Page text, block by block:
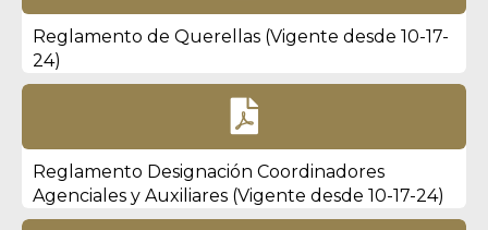
Reglamento de Querellas (Vigente desde 10-17-
24)

Reglamento Designación Coordinadores
Agenciales y Auxiliares (Vigente desde 10-17-24)